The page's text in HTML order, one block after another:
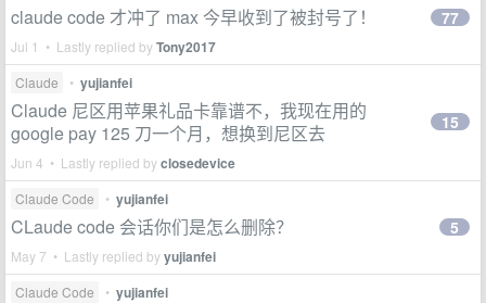
claude code 才冲了 max 今早收到了被封号了！
Jul 1 • Lastly replied byTony2017
77
Claude • yujianfei
Claude 尼区用苹果礼品卡靠谱不，我现在用的
google pay 125 刀一个月，想换到尼区去
Jun 4 • Lastly replied byclosedevice
15
Claude Code • yujianfei
CLaude code 会话你们是怎么删除？
May 7 • Lastly replied byyujianfei
5
Claude Code • yujianfei